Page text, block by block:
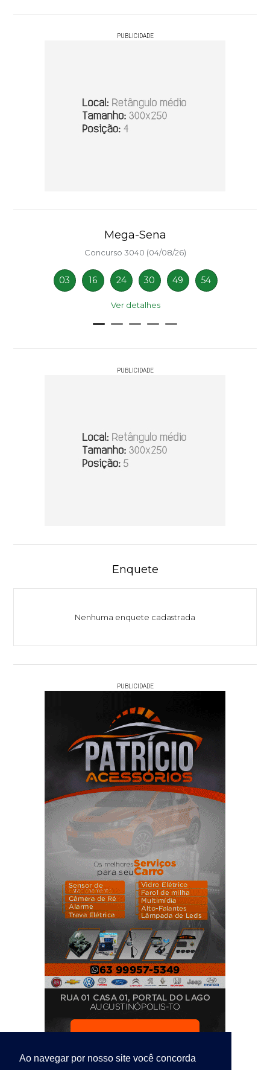
Ao navegar por nosso site você concorda
PUBLICIDADE
Mega-Sena
Concurso 3040 (04/08/26)
03 16 24 30 49 54
Ver detalhes
PUBLICIDADE
Enquete
Nenhuma enquete cadastrada
PUBLICIDADE